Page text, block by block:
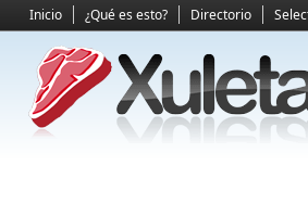
Inicio ¿Qué es esto? Directorio